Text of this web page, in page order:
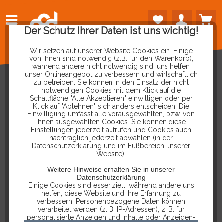
Der Schutz Ihrer Daten ist uns wichtig!
Wir setzen auf unserer Website Cookies ein. Einige
von ihnen sind notwendig (z.B. für den Warenkorb),
während andere nicht notwendig sind, uns helfen
unser Onlineangebot zu verbessern und wirtschaftlich
zu betreiben. Sie können in den Einsatz der nicht
notwendigen Cookies mit dem Klick auf die
Schaltfläche "Alle Akzeptieren" einwilligen oder per
Klick auf "Ablehnen" sich anders entscheiden. Die
Einwilligung umfasst alle vorausgewählten, bzw. von
Ihnen ausgewählten Cookies. Sie können diese
Einstellungen jederzeit aufrufen und Cookies auch
nachträglich jederzeit abwählen (in der
Datenschutzerklärung und im Fußbereich unserer
Website).
Weitere Hinweise erhalten Sie in unserer
Datenschutzerklärung
Einige Cookies sind essenziell, während andere uns
helfen, diese Website und Ihre Erfahrung zu
verbessern. Personenbezogene Daten können
verarbeitet werden (z. B. IP-Adressen), z. B. für
personalisierte Anzeigen und Inhalte oder Anzeigen-
RÜCKGABE
SIE MÖCHTEN IHRE BESTELLUNG
ZURÜCKSENDEN? FÜLLEN SIE
BITTE DAS FOLGENDE FORMULAR
VOLLSTÄNDIG AUS. BITTE
BEACHTEN SIE, DASS DIE
VERWENDUNG DES FORMULARS
KEINE VORAUSSETZUNG FÜR